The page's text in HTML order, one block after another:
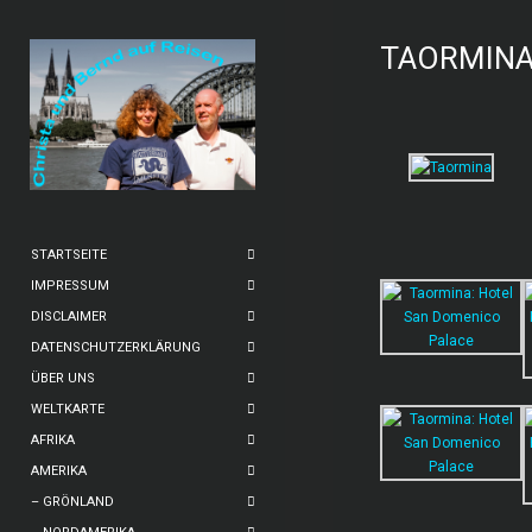
STARTSEITE
IMPRESSUM
DISCLAIMER
DATENSCHUTZERKLÄRUNG
ÜBER UNS
WELTKARTE
AFRIKA
AMERIKA
– GRÖNLAND